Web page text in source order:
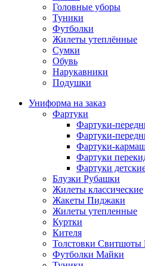
Головные уборы
Туники
Футболки
Жилеты утеплённые
Сумки
Обувь
Нарукавники
Подушки
Униформа на заказ
Фартуки
Фартуки-
Фартуки-
Фартуки-
Фартуки
Фартуки
Блузки Рубашки
Жилеты классические
Жакеты Пиджаки
Жилеты утепленные
Куртки
Кителя
Толстовки Свитшоты
Футболки Майки